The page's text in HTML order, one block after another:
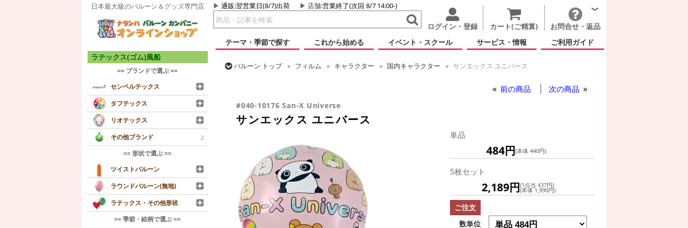
日本最大級のバルーン＆グッズ専門店 通販:翌営業日(8/7)出荷 店舗:営業終了(次回 8/7 14:00-)
ログイン・登録 カート(ご精算)
お問合せ・返品
テーマ・季節で探す
これから始める イベント・スクール サービス・情報 ご利用ガイド
ラテックス(ゴム)風船
== ブランドで選ぶ ==
センペルテックス
タフテックス
リオテックス
その他ブランド
2
== 形状で選ぶ ==
ツイストバルーン
ラウンドバルーン(無地)
ラテックス・その他形状
== 季節・絵柄で選ぶ ==
バルーン トップ フィルム キャラクター 国内キャラクター
サンエックス ユニバース
前の商品 次の商品
#040-10176 San-X Universe
サンエックス ユニバース
単品
484円(本体 440円)
5枚セット
2,189円(1点当 437円)
(本体 1,990円)
ご注文
数単位